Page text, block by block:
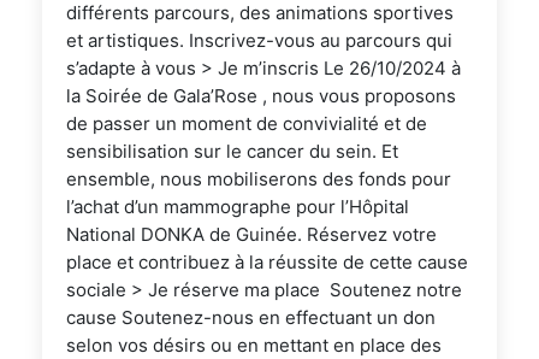
différents parcours, des animations sportives
et artistiques. Inscrivez-vous au parcours qui
s’adapte à vous > Je m’inscris Le 26/10/2024 à
la Soirée de Gala’Rose , nous vous proposons
de passer un moment de convivialité et de
sensibilisation sur le cancer du sein. Et
ensemble, nous mobiliserons des fonds pour
l’achat d’un mammographe pour l’Hôpital
National DONKA de Guinée. Réservez votre
place et contribuez à la réussite de cette cause
sociale > Je réserve ma place Soutenez notre
cause Soutenez-nous en effectuant un don
selon vos désirs ou en mettant en place des